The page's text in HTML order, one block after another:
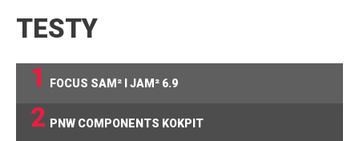
TESTY
1
FOCUS SAM² I JAM² 6.9
2 PNW COMPONENTS KOKPIT